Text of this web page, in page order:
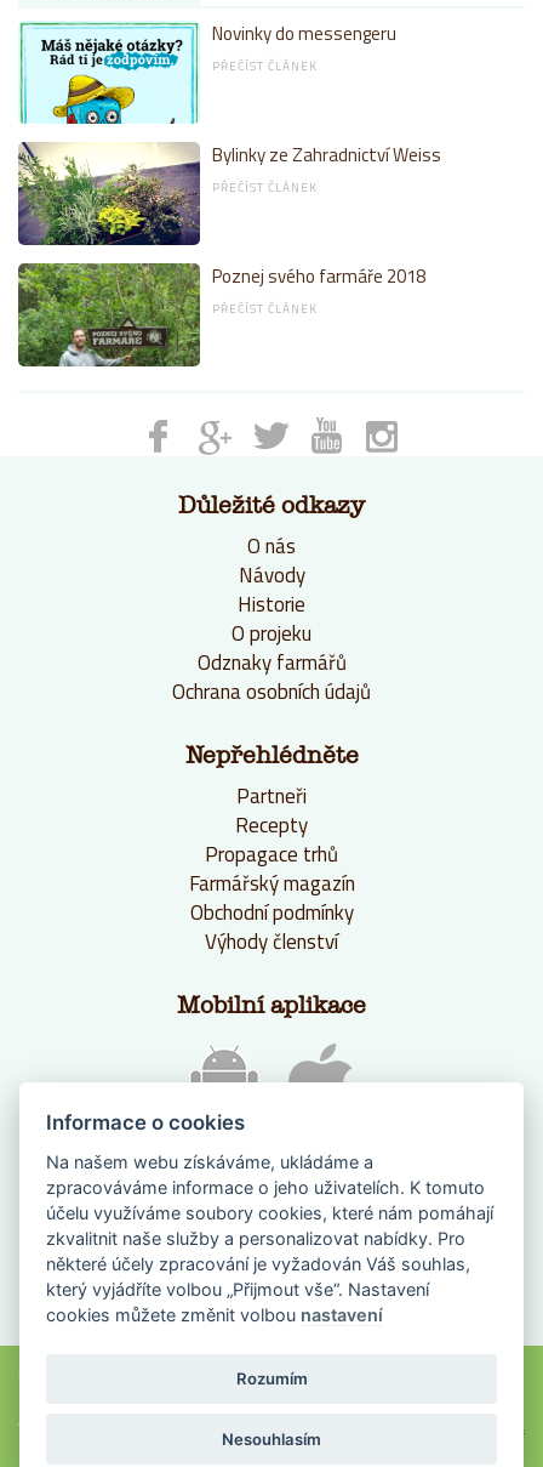
Novinky do messengeru
PŘEČÍST ČLÁNEK
Bylinky ze Zahradnictví Weiss
PŘEČÍST ČLÁNEK
Poznej svého farmáře 2018
PŘEČÍST ČLÁNEK
Důležité odkazy
O nás
Návody
Historie
O projeku
Odznaky farmářů
Ochrana osobních údajů
Nepřehlédněte
Partneři
Recepty
Propagace trhů
Farmářský magazín
Obchodní podmínky
Výhody členství
Mobilní aplikace
NAPIŠTE NÁM
Farmanadlani.cz 2018, všechna práva vyhrazena |
Webové stránky na míru vyrobilo FOXMATE
Informace o cookies
Na našem webu získáváme, ukládáme a
zpracováváme informace o jeho uživatelích. K tomuto
účelu využíváme soubory cookies, které nám pomáhají
zkvalitnit naše služby a personalizovat nabídky. Pro
některé účely zpracování je vyžadován Váš souhlas,
který vyjádříte volbou „Přijmout vše“. Nastavení
cookies můžete změnit volbou nastavení
Rozumím
Nesouhlasím